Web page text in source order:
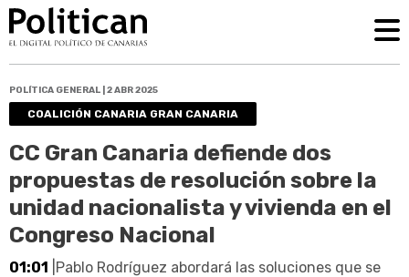
POLÍTICA GENERAL | 2 ABR 2025
COALICIÓN CANARIA GRAN CANARIA
CC Gran Canaria defiende dos
propuestas de resolución sobre la
unidad nacionalista y vivienda en el
Congreso Nacional
01:01 |Pablo Rodríguez abordará las soluciones que se